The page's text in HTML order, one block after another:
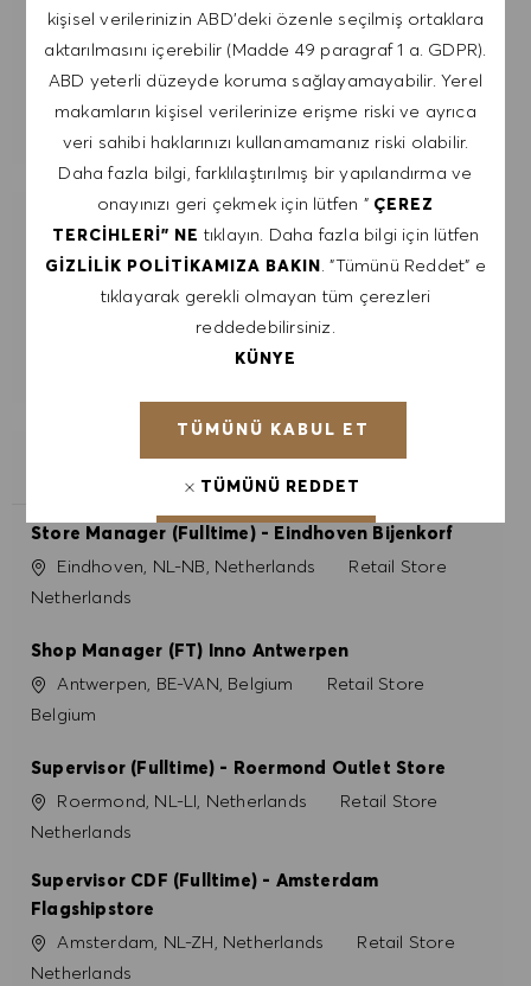
kişisel verilerinizin ABD'deki özenle seçilmiş ortaklara
aktarılmasını içerebilir (Madde 49 paragraf 1 a. GDPR).
ABD yeterli düzeyde koruma sağlayamayabilir. Yerel
makamların kişisel verilerinize erişme riski ve ayrıca
veri sahibi haklarınızı kullanamamanız riski olabilir.
Daha fazla bilgi, farklılaştırılmış bir yapılandırma ve
onayınızı geri çekmek için lütfen " ÇEREZ
TERCIHLERI" NE tıklayın. Daha fazla bilgi için lütfen
GIZLILIK POLITIKAMIZA BAKIN . "Tümünü Reddet" e
tıklayarak gerekli olmayan tüm çerezleri
reddedebilirsiniz.
KÜNYE
ÇEREZ TERCIHLERI
TÜMÜNÜ REDDET
TÜMÜNÜ KABUL ET
GÖNDER
UYARILARI YÖNET
İLGI ALANLARINA GÖRE ÖZEL IŞ
ÖNERILERI AL.
Store Manager (Fulltime) - Eindhoven Bijenkorf
KonumEindhoven, NL-NB, Netherlands Kategori
Retail Store
Netherlands
Shop Manager (FT) Inno Antwerpen
Konum
Antwerpen, BE-VAN, Belgium Kategori
Retail Store
Belgium
Supervisor (Fulltime) - Roermond Outlet Store
KonumRoermond, NL-LI, Netherlands Kategori
Retail Store
Netherlands
Supervisor CDF (Fulltime) - Amsterdam
Flagshipstore
Konum
Amsterdam, NL-ZH, Netherlands Kategori
Retail Store
Netherlands